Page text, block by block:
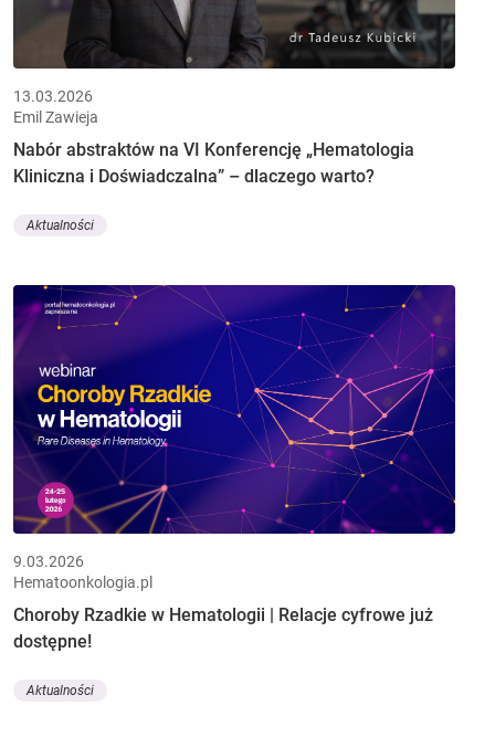
13.03.2026
Emil Zawieja
Nabór abstraktów na VI Konferencję „Hematologia
Kliniczna i Doświadczalna” – dlaczego warto?
Aktualności
9.03.2026
Hematoonkologia.pl
Choroby Rzadkie w Hematologii | Relacje cyfrowe już
dostępne!
Aktualności